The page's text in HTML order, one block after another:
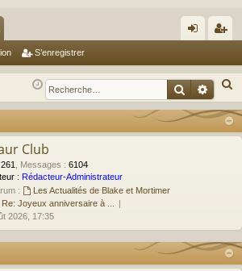
ne
xi
nr
eg
ist
S’enregistrer
e
h
r
Club
261 Messages : 6104
: Rédacteur-Administrateur
:
Les Actualités de Blake et Mortimer
Re: Joyeux anniversaire à ...
2026, 17:35